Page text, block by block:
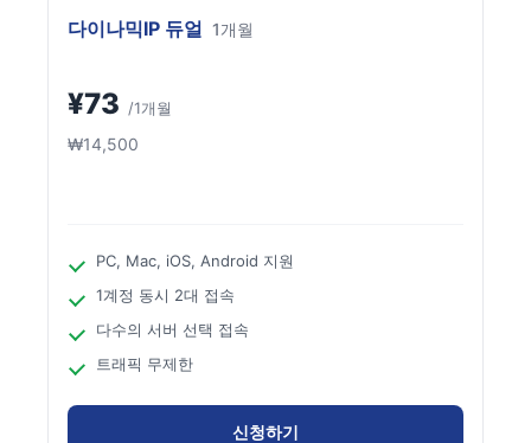
다이나믹IP 듀얼 1개월
¥73 /1개월
₩14,500
PC, Mac, iOS, Android 지원
1계정 동시 2대 접속
다수의 서버 선택 접속
트래픽 무제한
신청하기